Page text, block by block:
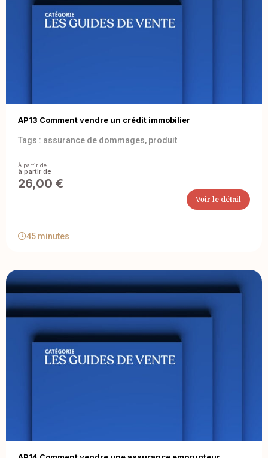
AP13 Comment vendre un crédit immobilier
Tags : assurance de dommages, produit
À partir de
26,00 €
Voir le détail
45 minutes